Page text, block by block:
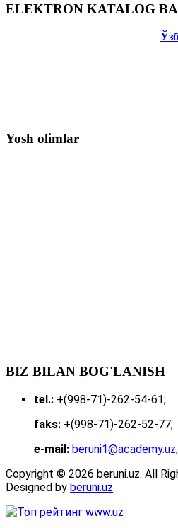
ELEKTRON KATALOG
Yosh olimlar
BIZ BILAN BOG'LANISH
tel.: +(998-71)-262-54-61;
faks: +(998-71)-262-52-77;
e-mail: beruni1@academy.uz;
Copyright © 2026 beruni.uz. All
Designed by beruni.uz